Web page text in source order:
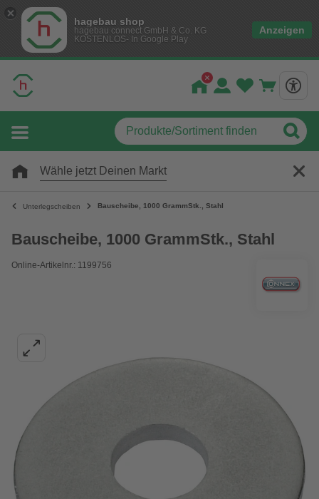
hagebau shop
hagebau connect GmbH & Co. KG
KOSTENLOS- In Google Play
Anzeigen
Wähle jetzt Deinen Markt
Unterlegscheiben Bauscheibe, 1000 GrammStk., Stahl
Bauscheibe, 1000 GrammStk., Stahl
Online-Artikelnr.: 1199756